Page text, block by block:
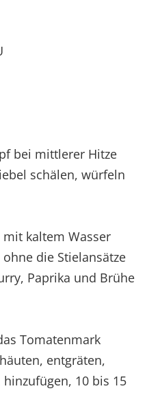
bei mittlerer Hitze
schälen, würfeln
kaltem Wasser
die Stielansätze
Paprika und Brühe
Tomatenmark
entgräten,
10 bis 15